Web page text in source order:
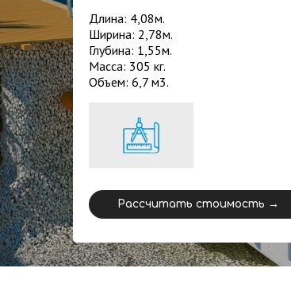
Рассчитать стоимость →
Длина: 4,08м.
Ширина: 2,78м.
Глубина: 1,55м.
Масса: 305 кг.
Объем: 6,7 м3.